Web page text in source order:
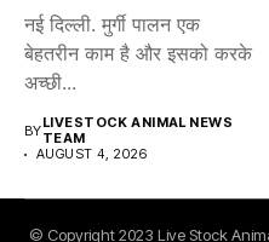
नई दिल्ली. मुर्गी पालन एक
बेहतरीन काम है और इसको करके
अच्छी...
BYLIVESTOCK ANIMAL NEWS
TEAM
AUGUST 4, 2026
© Copyright 2023 Live Stock